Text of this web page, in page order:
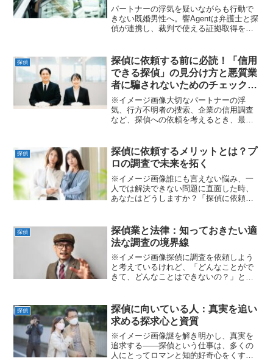
パートナーの浮気を疑いながらも行動で
きない既婚男性へ。響Agentは弁護士と探
偵が連携し、裁判で使える証拠取得を重
探偵
探偵に依頼する前に必読！「信用
できる探偵」の見分け方と悪質業
者に騙されないためのチェックリ
スト
※イメージ画像大切なパートナーの浮
気、行方不明者の捜索、企業の信用調査
など、探偵への依頼を考えるとき、最も
な費用を騙し取られないか」といった不
安から、一歩踏み出せずにい...
探偵
探偵に依頼するメリットとは？プ
ロの調査で未来を拓く
※イメージ画像誰にも言えない悩み、一
人では解決できない問題に直面した時、
あなたはどうしますか？「探偵に依頼す
所は単なるトラブルシューターではあり
ません。専門知識と経験、...
探偵
探偵業と法律：知っておきたい適
法な調査の境界線
※イメージ画像探偵に調査を依頼しよう
と考えているけれど、「どんなことがで
きて、どんなことはできないの？」と不
律」（通称：探偵業法）**によって厳し
く規制されています。違...
探偵
探偵に向いている人：真実を追い
求める探求心と資質
※イメージ画像謎を解き明かし、真実を
追求する――探偵という仕事は、多くの
人にとってロマンと知的好奇心をくすぐ